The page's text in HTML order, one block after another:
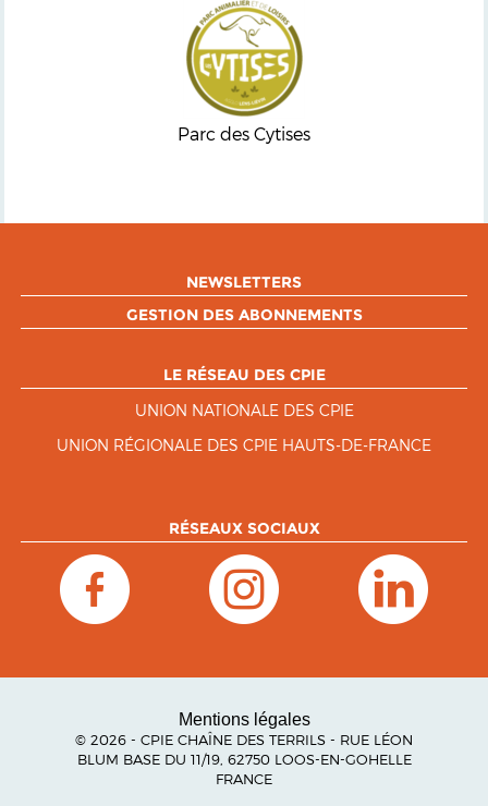
Parc des Cytises
NEWSLETTERS
GESTION DES ABONNEMENTS
LE RÉSEAU DES CPIE
UNION NATIONALE DES CPIE
UNION RÉGIONALE DES CPIE HAUTS-DE-FRANCE
RÉSEAUX SOCIAUX
Mentions légales
© 2026 - CPIE CHAÎNE DES TERRILS - RUE LÉON
BLUM BASE DU 11/19, 62750 LOOS-EN-GOHELLE
FRANCE